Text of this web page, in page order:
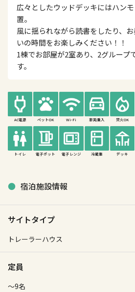
広々としたウッドデッキにはハン
置。
風に揺られながら読書をしたり、
いの時間をお楽しみください！！
1棟でお部屋が2室あり、2グループ
す。
AC電源 ペットOK Wi-Fi 車両乗入 焚火OK
トイレ 電子ポット 電子レンジ 冷蔵庫 デッキ
宿泊施設情報
サイトタイプ
トレーラーハウス
定員
〜9名